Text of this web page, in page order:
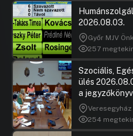
2026.08.03.
Győr MJV
257
Szociális,
ülés
a
254